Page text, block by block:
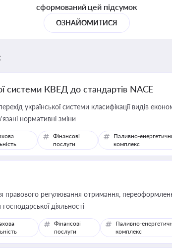
сформований цей підсумок
ОЗНАЙОМИТИСЯ
системи КВЕД до стандартів NACE
української системи класифікації видів
нормативні зміни
Фінансові
послуги
Паливно-
комплекс
правового регулювання отримання,
діяльності
Фінансові
послуги
Паливно-
комплекс